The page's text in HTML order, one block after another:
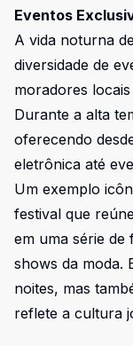
Eventos
A vida noturna
diversidade de
moradores
Durante a alta
oferecendo
eletrônica até
Um exemplo
festival que
em uma série de
shows da moda.
noites, mas
reflete a cultura